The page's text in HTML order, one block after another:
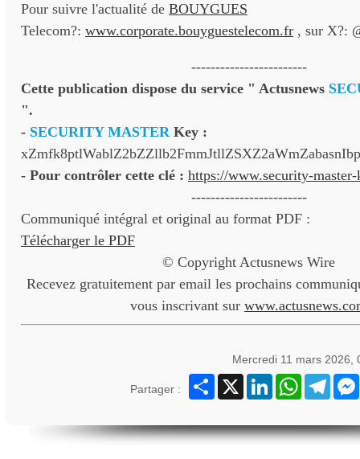
Pour suivre l'actualité de BOUYGUES
Telecom?: www.corporate.bouyguestelecom.fr , sur X?:
------------------------
Cette publication dispose du service " Actusnews
".
- SECURITY MASTERKey :
- Pour contrôler cette clé : https://www.security-master-
------------------------
Communiqué intégral et original au format PDF :
Télécharger le PDF
© Copyright Actusnews Wire
Recevez gratuitement par email les prochains
vous inscrivant sur
Mercredi 11 mars 2026,
Partager :
Partager
X LinkedInWhatsApp